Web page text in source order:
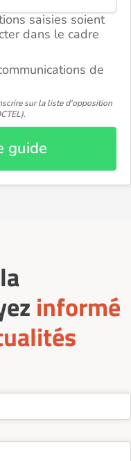
saisies soient
dans le cadre
de
sur la liste d'opposition
guide
informé